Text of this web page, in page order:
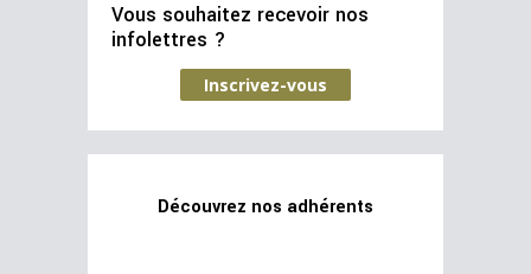
Vous souhaitez recevoir nos
infolettres ?
Inscrivez-vous
Découvrez nos adhérents